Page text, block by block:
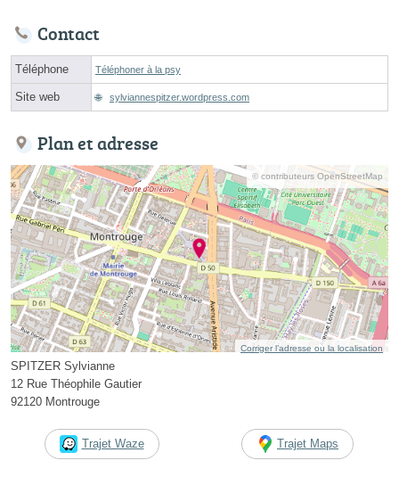
Contact
Téléphone Téléphoner à la psy
Site web sylviannespitzer.wordpress.com
Plan et adresse
© contributeurs OpenStreetMap
Corriger l’adresse ou la localisation
SPITZER Sylvianne
12 Rue Théophile Gautier
92120 Montrouge
Trajet Waze Trajet Maps